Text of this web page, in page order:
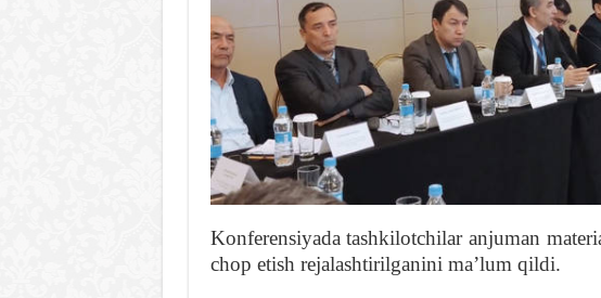
Konferensiyada tashkilotchilar anjuman
chop etish rejalashtirilganini maʼlum qildi.